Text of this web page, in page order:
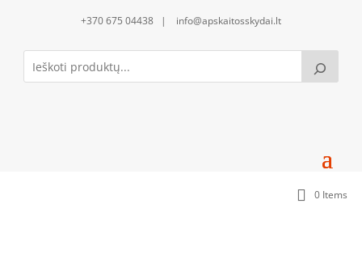
+370 675 04438 | info@apskaitosskydai.lt
0 Items